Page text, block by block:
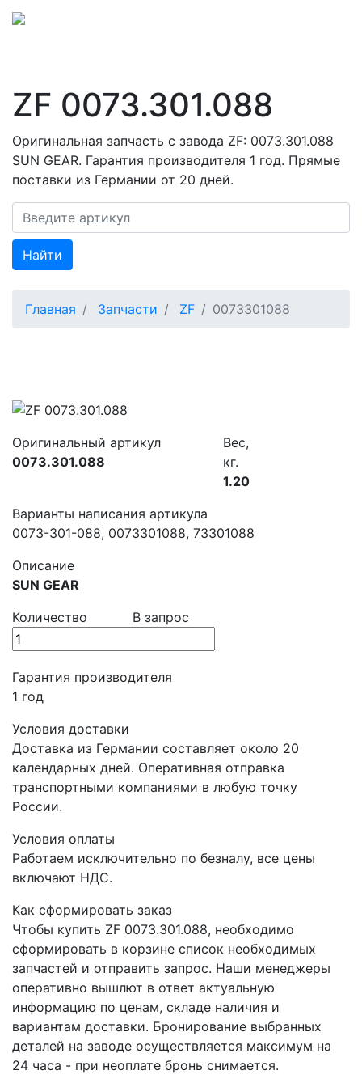
ZF 0073.301.088
Оригинальная запчасть с завода ZF: 0073.301.088
SUN GEAR. Гарантия производителя 1 год. Прямые
поставки из Германии от 20 дней.
Найти
Главная Запчасти ZF 0073301088
Оригинальный артикул
0073.301.088
Вес,
кг.
1.20
Варианты написания артикула
0073-301-088, 0073301088, 73301088
Описание
SUN GEAR
Количество
В запрос
Гарантия производителя
1 год
Условия доставки
Доставка из Германии составляет около 20
календарных дней. Оперативная отправка
транспортными компаниями в любую точку
России.
Условия оплаты
Работаем исключительно по безналу, все цены
включают НДС.
Как сформировать заказ
Чтобы купить ZF 0073.301.088, необходимо
сформировать в корзине список необходимых
запчастей и отправить запрос. Наши менеджеры
оперативно вышлют в ответ актуальную
информацию по ценам, складе наличия и
вариантам доставки. Бронирование выбранных
деталей на заводе осуществляется максимум на
24 часа - при неоплате бронь снимается.